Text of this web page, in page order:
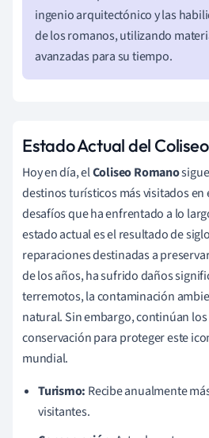
ingenio arquitectónico y las
de los romanos, utilizando
avanzadas para su tiempo.
Estado Actual del
Hoy en día, elColiseo Romano
destinos turísticos más visitados en
desafíos que ha enfrentado a lo
estado actual es el resultado de
reparaciones destinadas a
de los años, ha sufrido daños
terremotos, la contaminación
natural. Sin embargo, continúan
conservación para proteger este
mundial.
Turismo: Recibe anualmente
visitantes.